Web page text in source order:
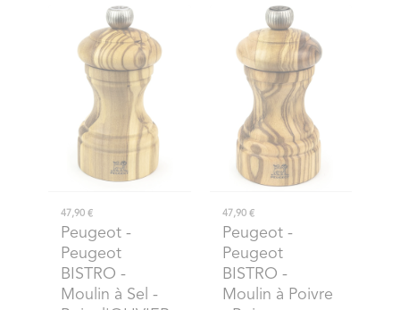
47,90 €
Peugeot -
Peugeot
BISTRO -
Moulin à Sel -
47,90 €
Peugeot-
Peugeot
BISTRO -
Moulin à Poivre